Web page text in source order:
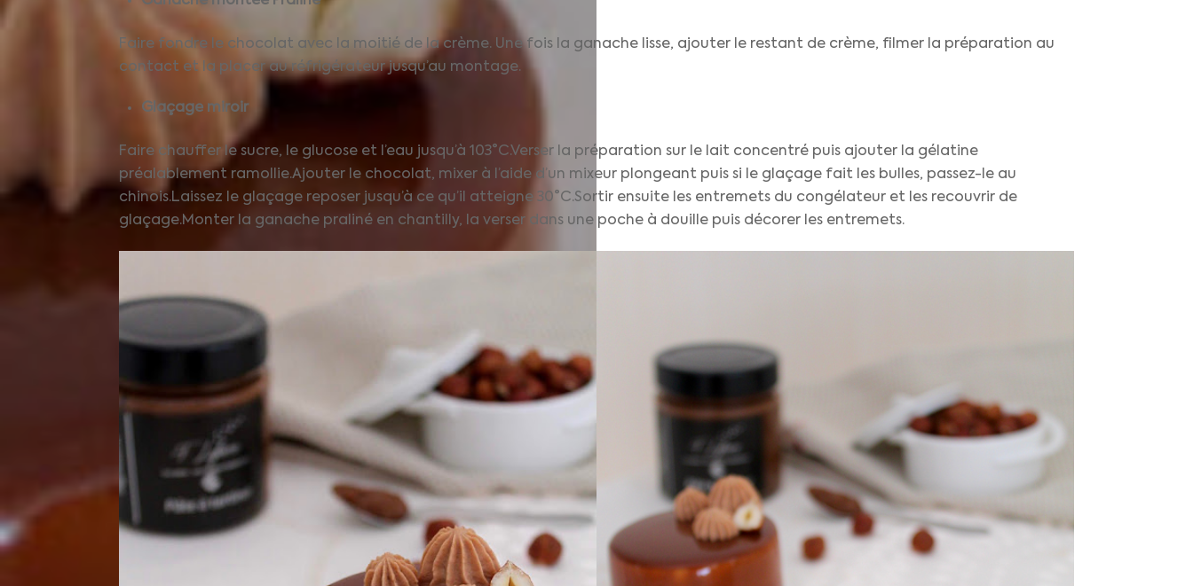
Faire fondre le chocolat avec la moitié de la crème. Une fois la ganache lisse, ajouter le restant de crème, filmer la préparation au
contact et la placer au réfrigérateur jusqu’au montage.
Glaçage miroir
Faire chauffer le sucre, le glucose et l’eau jusqu’à 103°C.Verser la préparation sur le lait concentré puis ajouter la gélatine
préalablement ramollie.Ajouter le chocolat, mixer à l’aide d’un mixeur plongeant puis si le glaçage fait les bulles, passez-le au
chinois.Laissez le glaçage reposer jusqu’à ce qu’il atteigne 30°C.Sortir ensuite les entremets du congélateur et les recouvrir de
glaçage.Monter la ganache praliné en chantilly, la verser dans une poche à douille puis décorer les entremets.